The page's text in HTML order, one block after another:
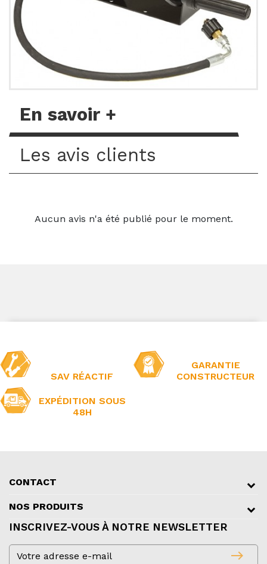
En savoir +
Les avis clients
Aucun avis n'a été publié pour le moment.
SAV RÉACTIF
GARANTIE
CONSTRUCTEUR
EXPÉDITION SOUS
48H
CONTACT
NOS PRODUITS
INSCRIVEZ-VOUS À NOTRE NEWSLETTER
east